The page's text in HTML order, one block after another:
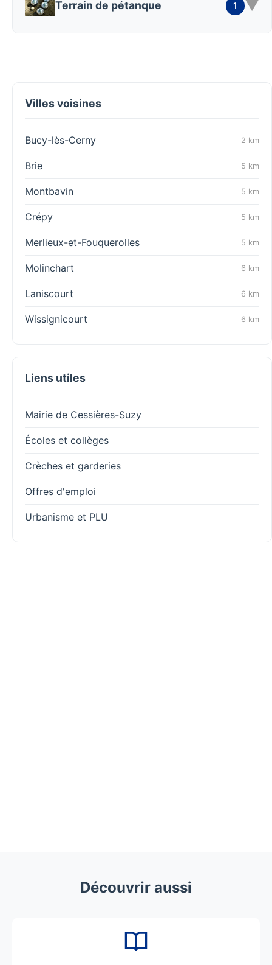
Terrain de pétanque 1 ▼
Villes voisines
Bucy-lès-Cerny 2 km
Brie 5 km
Montbavin 5 km
Crépy 5 km
Merlieux-et-Fouquerolles 5 km
Molinchart 6 km
Laniscourt 6 km
Wissignicourt 6 km
Liens utiles
Mairie de Cessières-Suzy
Écoles et collèges
Crèches et garderies
Offres d'emploi
Urbanisme et PLU
Découvrir aussi